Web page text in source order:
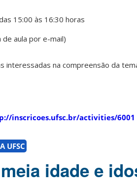
15:00 às 16:30 horas
aula por e-mail)
interessadas na compreensão da
inscricoes.ufsc.br/activities/6001
UFSC
idade e